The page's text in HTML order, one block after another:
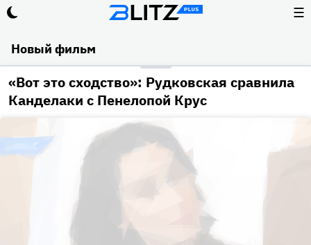
☰
Новый фильм
«Вот это сходство»: Рудковская сравнила
Канделаки с Пенелопой Крус